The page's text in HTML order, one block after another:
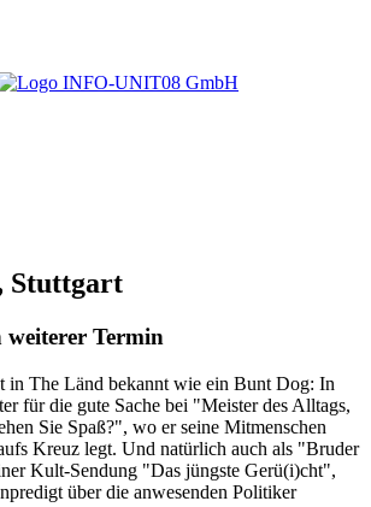
Stuttgart
weiterer Termin
in The Länd bekannt wie ein Bunt Dog: In
für die gute Sache bei "Meister des Alltags,
Sie Spaß?", wo er seine Mitmenschen
Kreuz legt. Und natürlich auch als "Bruder
Kult-Sendung "Das jüngste Gerü(i)cht",
über die anwesenden Politiker